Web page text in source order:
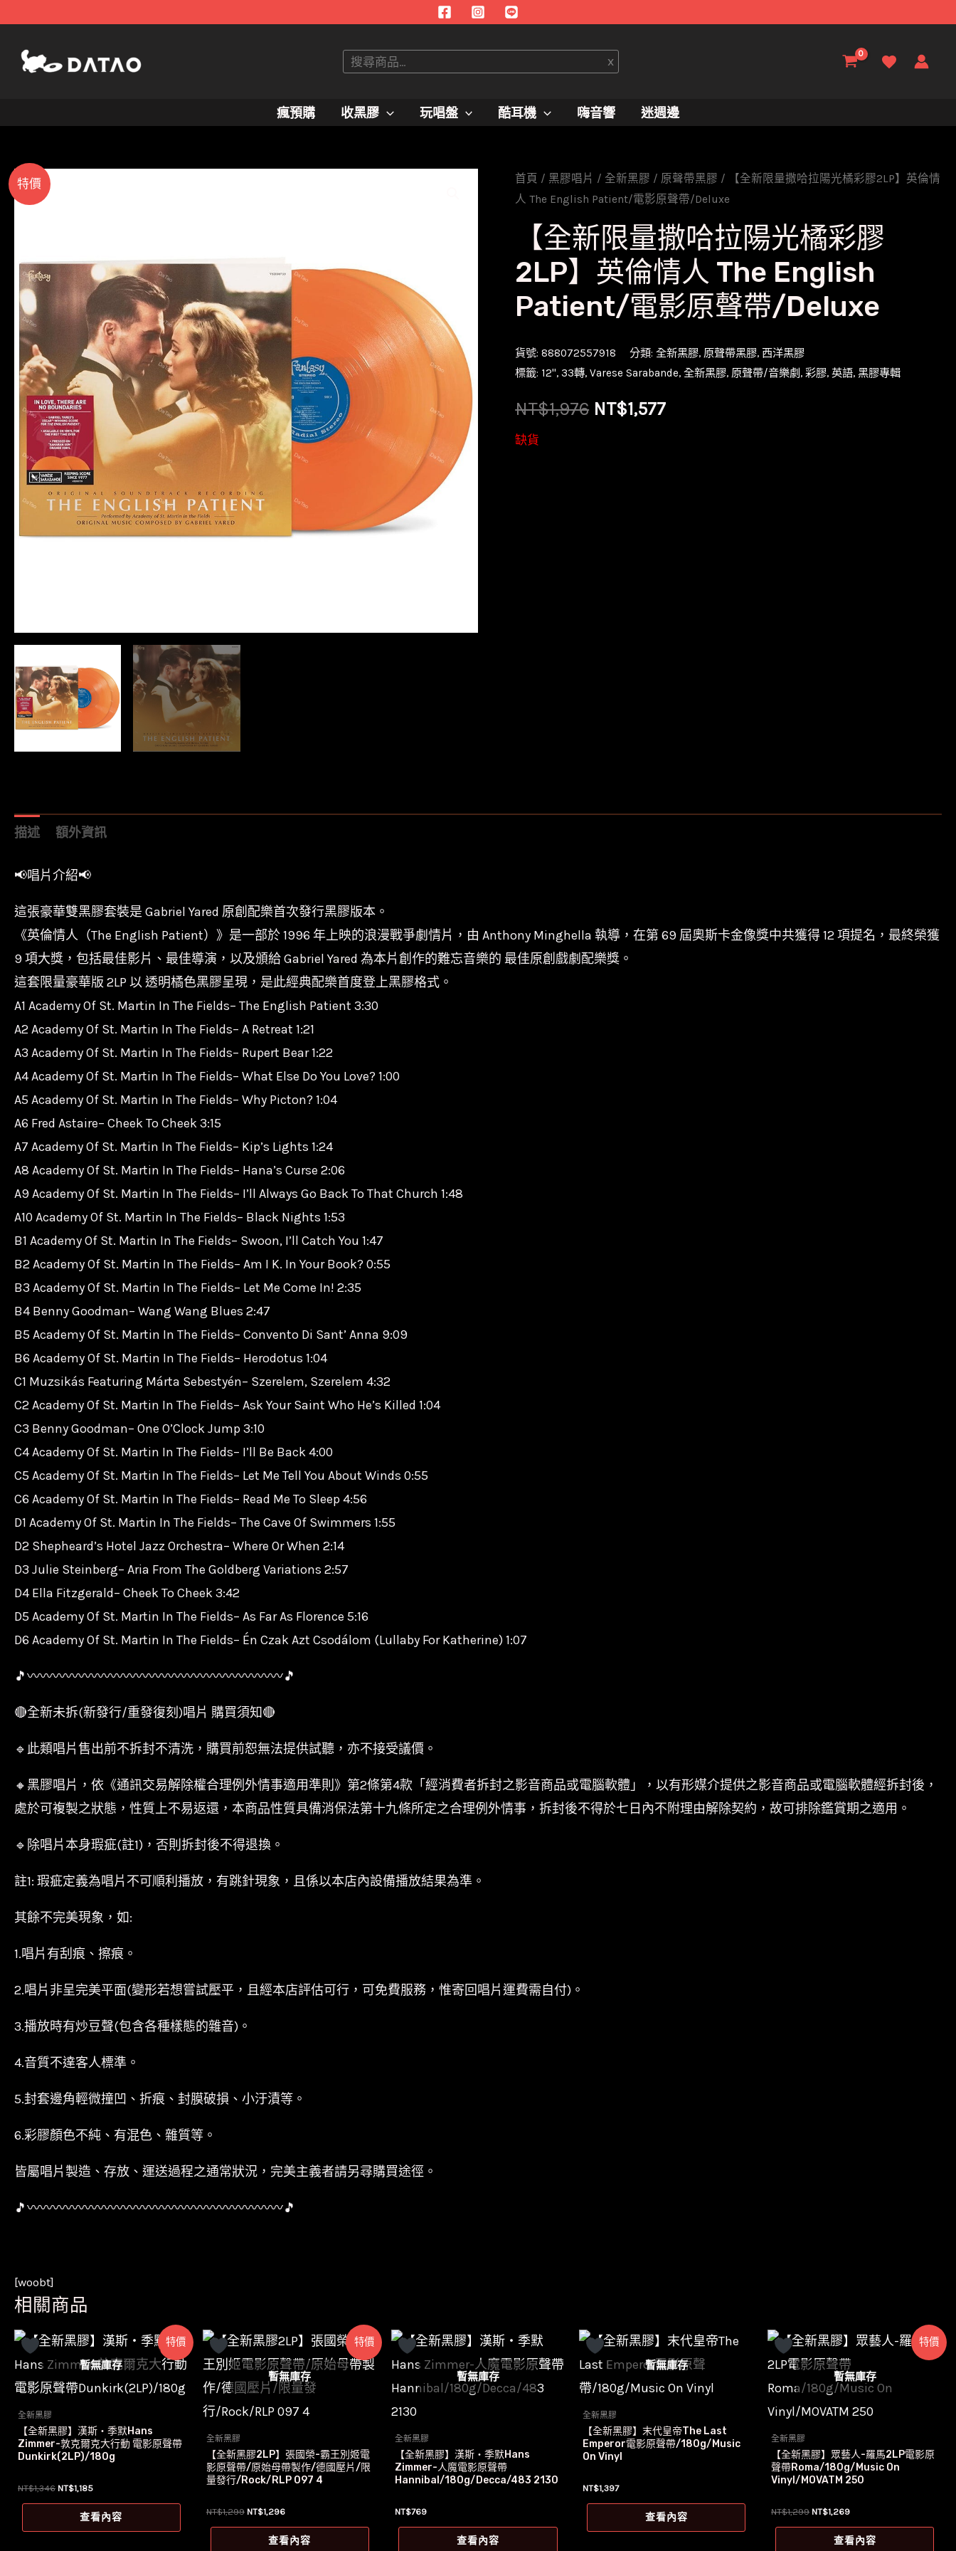
搜
x
瘋預購 收黑膠 玩唱盤 酷耳機 嗨音響 迷週邊
特價 首頁 / 黑膠唱片 / 全新黑膠 / 原聲帶黑膠 / 【全新限量撒哈拉陽光橘彩膠2LP】英倫情
人 The English Patient/電影原聲帶/Deluxe
【全新限量撒哈拉陽光橘彩膠
2LP】英倫情人 The English
Patient/電影原聲帶/Deluxe
貨號:888072557918 分類:全新黑膠, 原聲帶黑膠,西洋黑膠
標籤: 12'',33轉,Varese Sarabande,全新黑膠, 原聲帶/音樂劇 ,彩膠,英語,黑膠專輯
NT$1,976 原
NT$1,577目
缺貨
描述 額外資訊
唱片介紹
這張豪華雙黑膠套裝是 Gabriel Yared 原創配樂首次發行黑膠版本。
《英倫情人（The English Patient）》是一部於 1996 年上映的浪漫戰爭劇情片，由 Anthony Minghella 執導，在第 69 屆奧斯卡金像獎中共獲得 12 項提名，最終榮獲
9 項大獎，包括最佳影片、最佳導演，以及頒給 Gabriel Yared 為本片創作的難忘音樂的 最佳原創戲劇配樂獎。
這套限量豪華版 2LP 以 透明橘色黑膠呈現，是此經典配樂首度登上黑膠格式。
A1 Academy Of St. Martin In The Fields– The English Patient 3:30
A2 Academy Of St. Martin In The Fields– A Retreat 1:21
A3 Academy Of St. Martin In The Fields– Rupert Bear 1:22
A4 Academy Of St. Martin In The Fields– What Else Do You Love? 1:00
A5 Academy Of St. Martin In The Fields– Why Picton? 1:04
A6 Fred Astaire– Cheek To Cheek 3:15
A7 Academy Of St. Martin In The Fields– Kip’s Lights 1:24
A8 Academy Of St. Martin In The Fields– Hana’s Curse 2:06
A9 Academy Of St. Martin In The Fields– I’ll Always Go Back To That Church 1:48
A10 Academy Of St. Martin In The Fields– Black Nights 1:53
B1 Academy Of St. Martin In The Fields– Swoon, I’ll Catch You 1:47
B2 Academy Of St. Martin In The Fields– Am I K. In Your Book? 0:55
B3 Academy Of St. Martin In The Fields– Let Me Come In! 2:35
B4 Benny Goodman– Wang Wang Blues 2:47
B5 Academy Of St. Martin In The Fields– Convento Di Sant’ Anna 9:09
B6 Academy Of St. Martin In The Fields– Herodotus 1:04
C1 Muzsikás Featuring Márta Sebestyén– Szerelem, Szerelem 4:32
C2 Academy Of St. Martin In The Fields– Ask Your Saint Who He’s Killed 1:04
C3 Benny Goodman– One O’Clock Jump 3:10
C4 Academy Of St. Martin In The Fields– I’ll Be Back 4:00
C5 Academy Of St. Martin In The Fields– Let Me Tell You About Winds 0:55
C6 Academy Of St. Martin In The Fields– Read Me To Sleep 4:56
D1 Academy Of St. Martin In The Fields– The Cave Of Swimmers 1:55
D2 Shepheard’s Hotel Jazz Orchestra– Where Or When 2:14
D3 Julie Steinberg– Aria From The Goldberg Variations 2:57
D4 Ella Fitzgerald– Cheek To Cheek 3:42
D5 Academy Of St. Martin In The Fields– As Far As Florence 5:16
D6 Academy Of St. Martin In The Fields– Én Czak Azt Csodálom (Lullaby For Katherine) 1:07
〰〰〰〰〰〰〰〰〰〰〰〰〰〰〰〰〰〰〰〰
全新未拆(新發行/重發復刻)唱片 購買須知
此類唱片售出前不拆封不清洗，購買前恕無法提供試聽，亦不接受議價。
黑膠唱片，依《通訊交易解除權合理例外情事適用準則》第2條第4款「經消費者拆封之影音商品或電腦軟體」，以有形媒介提供之影音商品或電腦軟體經拆封後，
處於可複製之狀態，性質上不易返還，本商品性質具備消保法第十九條所定之合理例外情事，拆封後不得於七日內不附理由解除契約，故可排除鑑賞期之適用。
除唱片本身瑕疵(註1)，否則拆封後不得退換。
註1: 瑕疵定義為唱片不可順利播放，有跳針現象，且係以本店內設備播放結果為準。
其餘不完美現象，如:
1.唱片有刮痕、擦痕。
2.唱片非呈完美平面(變形若想嘗試壓平，且經本店評估可行，可免費服務，惟寄回唱片運費需自付)。
3.播放時有炒豆聲(包含各種樣態的雜音)。
4.音質不達客人標準。
5.封套邊角輕微撞凹、折痕、封膜破損、小汙漬等。
6.彩膠顏色不純、有混色、雜質等。
皆屬唱片製造、存放、運送過程之通常狀況，完美主義者請另尋購買途徑。
〰〰〰〰〰〰〰〰〰〰〰〰〰〰〰〰〰〰〰〰
[woobt]
相關商品
特價
暫無庫存
全新黑膠
【全新黑膠】漢斯‧季默Hans
Zimmer-敦克爾克大行動 電影原聲帶
Dunkirk(2LP)/180g
NT$1,346 原
NT$1,346。
NT$1,185目
價
格：
NT$1,185。
查看內容
特價
暫無庫存
全新黑膠
【全新黑膠2LP】張國榮-霸王別姬電
影原聲帶/原始母帶製作/德國壓片/限
量發行/Rock/RLP 097 4
NT$1,299 原
NT$1,296目
價
格：
查看內容
暫無庫存
全新黑膠
【全新黑膠】漢斯‧季默Hans
Zimmer-人魔電影原聲帶
Hannibal/180g/Decca/483 2130
NT$769
查看內容
暫無庫存
全新黑膠
【全新黑膠】末代皇帝The Last
Emperor電影原聲帶/180g/Music
On Vinyl
NT$1,397
查看內容
特價
暫無庫存
全新黑膠
【全新黑膠】眾藝人-羅馬2LP電影原
聲帶Roma/180g/Music On
Vinyl/MOVATM 250
NT$1,299 原
NT$1,269目
價
格：
查看內容